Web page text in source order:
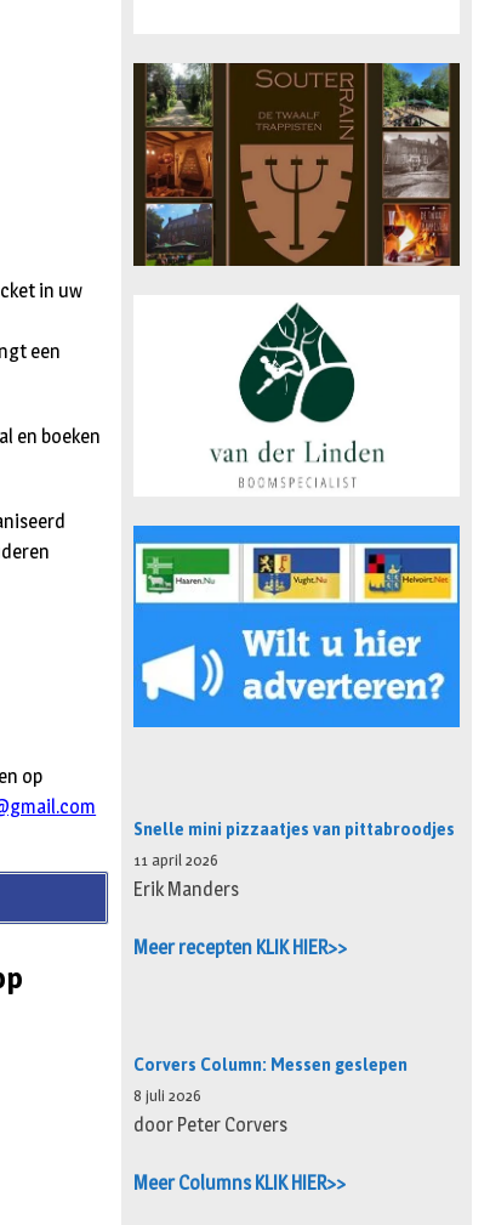
in uw
een
en boeken
op
Snelle mini pizzaatjes van pittabroodjes
11 april 2026
Erik Manders
Meer recepten KLIK HIER>>
Corvers Column: Messen geslepen
8 juli 2026
door Peter Corvers
Meer Columns KLIK HIER>>